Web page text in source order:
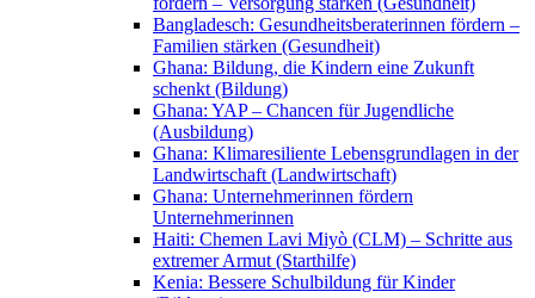
Bangladesch: Gesundheitsberaterinnen fördern –
Familien stärken (Gesundheit)
Ghana: Bildung, die Kindern eine Zukunft
schenkt (Bildung)
Ghana: YAP – Chancen für Jugendliche
(Ausbildung)
Ghana: Klimaresiliente Lebensgrundlagen in der
Landwirtschaft (Landwirtschaft)
Ghana: Unternehmerinnen fördern
Unternehmerinnen
Haiti: Chemen Lavi Miyò (CLM) – Schritte aus
extremer Armut (Starthilfe)
Kenia: Bessere Schulbildung für Kinder